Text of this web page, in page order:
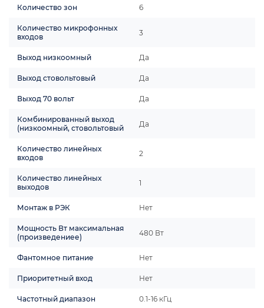
Количество зон 6
Количество микрофонных
входов
3
Выход низкоомный Да
Выход стовольтовый Да
Выход 70 вольт Да
Комбинированный выход
(низкоомный, стовольтовый
Да
Количество линейных
входов
2
Количество линейных
выходов
1
Монтаж в РЭК Нет
Мощность Вт максимальная
(произведениее)
480 Вт
Фантомное питание Нет
Приоритетный вход Нет
Частотный диапазон 0.1-16 кГц